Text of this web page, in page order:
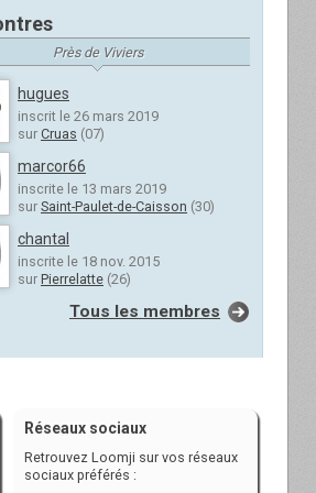
Près de Viviers
hugues
inscrit le 26 mars 2019
sur Cruas (07)
marcor66
inscrite le 13 mars 2019
sur Saint-Paulet-de-Caisson (30)
chantal
inscrite le 18 nov. 2015
sur Pierrelatte (26)
Tous les membres
Réseaux sociaux
Retrouvez Loomji sur vos réseaux
sociaux préférés :